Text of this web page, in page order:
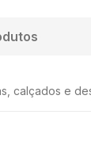
calçados e